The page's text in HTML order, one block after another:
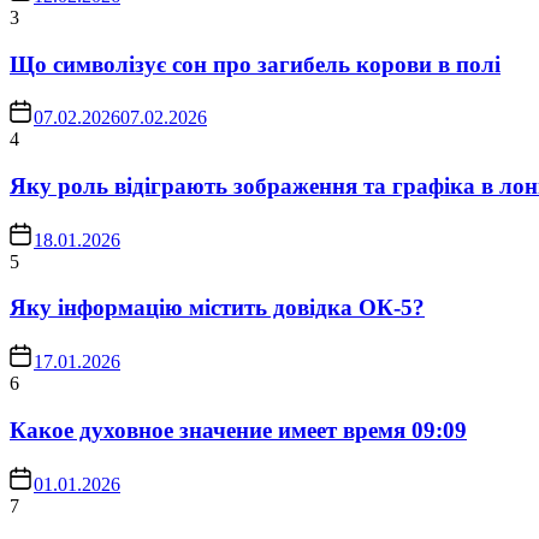
3
Що символізує сон про загибель корови в полі
07.02.202607.02.2026
4
Яку роль відіграють зображення та графіка в
18.01.2026
5
Яку інформацію містить довідка ОК-5?
17.01.2026
6
Какое духовное значение имеет время 09:09
01.01.2026
7